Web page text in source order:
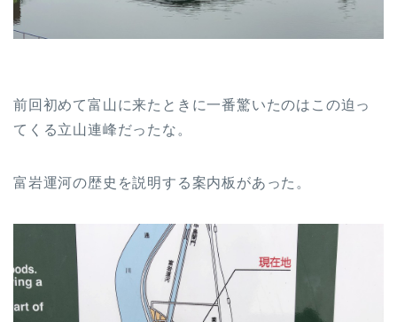
前回初めて富山に来たときに一番驚いたのはこの迫っ
てくる立山連峰だったな。
富岩運河の歴史を説明する案内板があった。